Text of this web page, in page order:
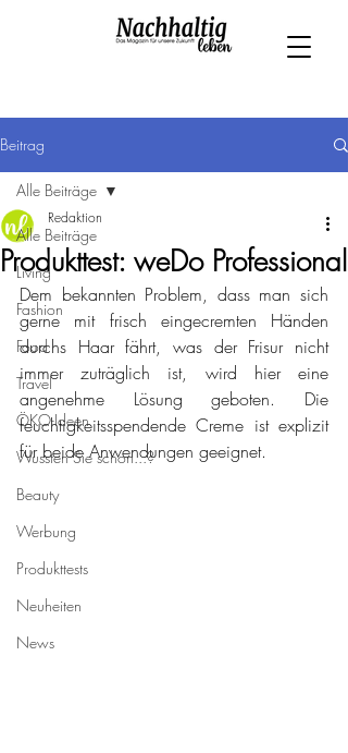
Beitrag
Alle Beiträge
Living
Fashion
Food
Travel
ÖKO-Ideen
Wussten Sie schon...?
Beauty
Werbung
Produkttests
Neuheiten
News
Alle Beiträge
Produkttest: weDo Professional
Redaktion
Dem bekannten Problem, dass man sich
gerne mit frisch eingecremten Händen
durchs Haar fährt, was der Frisur nicht
immer zuträglich ist, wird hier eine
angenehme Lösung geboten. Die
feuchtigkeitsspendende Creme ist explizit
für beide Anwendungen geeignet.